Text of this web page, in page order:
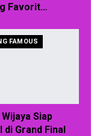
Favorit…
FAMOUS
Siap
di Grand Final